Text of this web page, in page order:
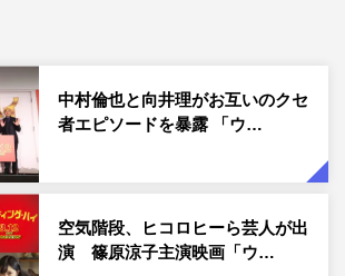
ムが脚本を担当。結婚式を舞台に次々
、「私をくいとめて」（2020）で東京
受賞するなど、映画ファンから絶大の
子。
となる篠原涼子は、新郎新婦のために
解決していく“絶対にNOと言わない敏
ンナー”中越真帆を演じる。さらに中
中村倫也と向井理がお互いのクセ
者エピソードを暴露 「ウ…
空気階段、ヒコロヒーら芸人が出
演 篠原涼子主演映画「ウ…